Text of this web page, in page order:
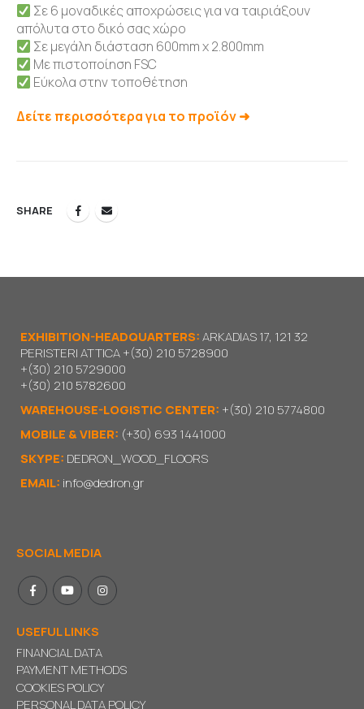
Σε 6 μοναδικές αποχρώσεις για να ταιριάξουν
απόλυτα στο δικό σας χώρο
Σε μεγάλη διάσταση 600mm χ 2.800mm
Με πιστοποίηση FSC
Εύκολα στην τοποθέτηση
Δείτε περισσότερα για το προϊόν ➜
SHARE
EXHIBITION-HEADQUARTERS:ARKADIAS 17, 121 32
PERISTERI ATTICA+(30) 210 5728900
+(30) 210 5729000
+(30) 210 5782600
WAREHOUSE-LOGISTIC CENTER: +(30) 210 5774800
MOBILE & VIBER: (+30) 693 1441000
SKYPE: DEDRON_WOOD_FLOORS
EMAIL: info@dedron.gr
SOCIAL MEDIA
USEFUL LINKS
FINANCIAL DATA
PAYMENT METHODS
COOKIES POLICY
PERSONAL DATA POLICY